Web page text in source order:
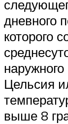
дневного
которого
Цельсия
выше 8